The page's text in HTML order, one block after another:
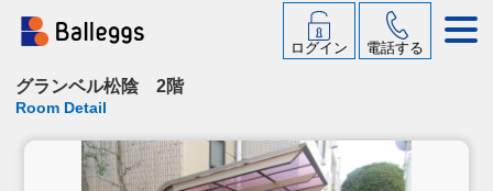
ログイン 電話する
グランベル松陰 2階
Room Detail